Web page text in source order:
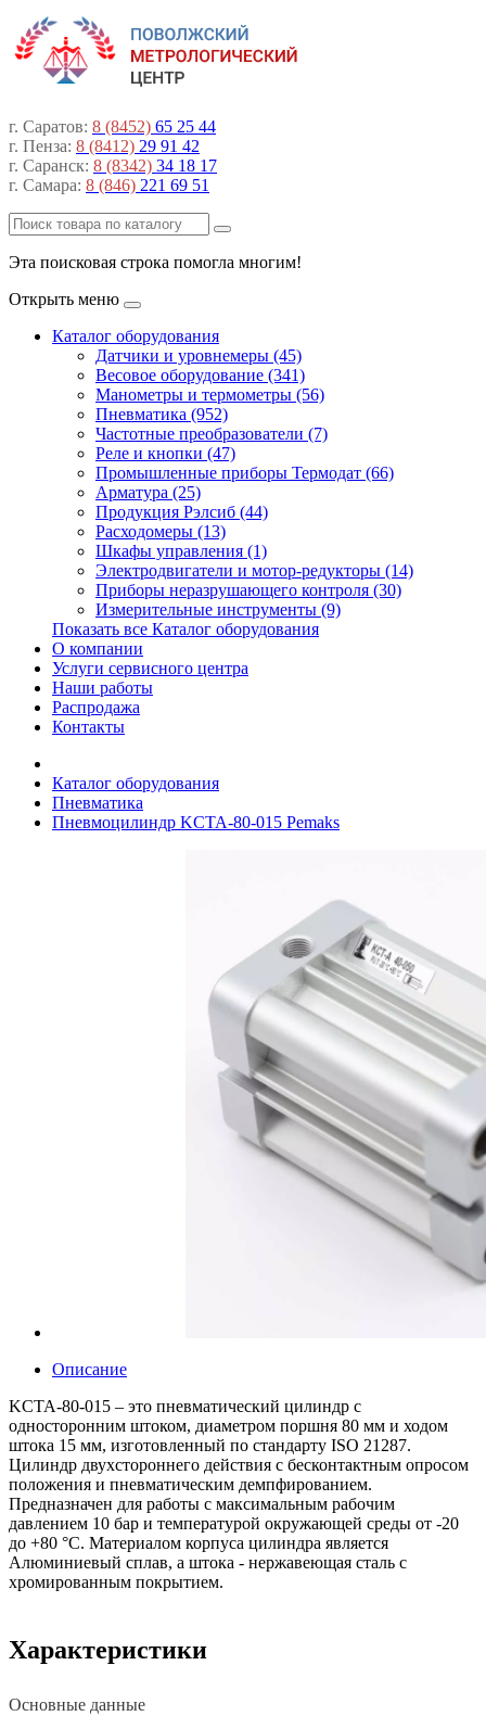
г. Саратов: 8 (8452) 65 25 44
г. Пенза: 8 (8412) 29 91 42
г. Саранск: 8 (8342) 34 18 17
г. Самара: 8 (846) 221 69 51
Эта поисковая строка помогла многим!
Открыть меню
Каталог оборудования
Датчики и уровнемеры (45)
Весовое оборудование (341)
Манометры и термометры (56)
Пневматика (952)
Частотные преобразователи (7)
Реле и кнопки (47)
Промышленные приборы Термодат (66)
Арматура (25)
Продукция Рэлсиб (44)
Расходомеры (13)
Шкафы управления (1)
Электродвигатели и мотор-редукторы (14)
Приборы неразрушающего контроля (30)
Измерительные инструменты (9)
Показать все Каталог оборудования
О компании
Услуги сервисного центра
Наши работы
Распродажа
Контакты
Каталог оборудования
Пневматика
Пневмоцилиндр KCTA-80-015 Pemaks
Описание
KCTA-80-015 – это пневматический цилиндр с
односторонним штоком, диаметром поршня 80 мм и ходом
штока 15 мм, изготовленный по стандарту ISO 21287.
Цилиндр двухстороннего действия с бесконтактным опросом
положения и пневматическим демпфированием.
Предназначен для работы с максимальным рабочим
давлением 10 бар и температурой окружающей среды от -20
до +80 °C. Материалом корпуса цилиндра является
Алюминиевый сплав, а штока - нержавеющая сталь с
хромированным покрытием.
Характеристики
Основные данные